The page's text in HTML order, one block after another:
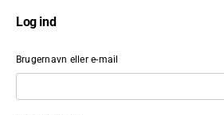
Log ind
Brugernavn eller e-mail